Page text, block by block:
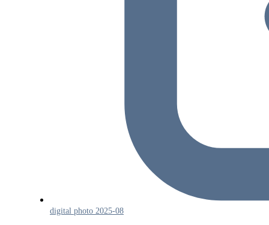
digital photo 2025-08